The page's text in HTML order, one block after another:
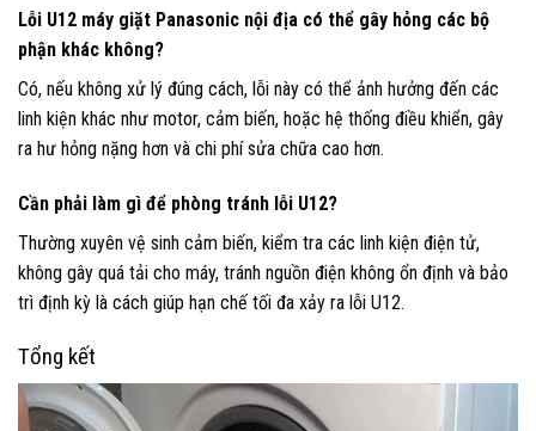
Lỗi U12 máy giặt Panasonic nội địa có thể gây hỏng các bộ
phận khác không?
Có, nếu không xử lý đúng cách, lỗi này có thể ảnh hưởng đến các
linh kiện khác như motor, cảm biến, hoặc hệ thống điều khiển, gây
ra hư hỏng nặng hơn và chi phí sửa chữa cao hơn.
Cần phải làm gì để phòng tránh lỗi U12?
Thường xuyên vệ sinh cảm biến, kiểm tra các linh kiện điện tử,
không gây quá tải cho máy, tránh nguồn điện không ổn định và bảo
trì định kỳ là cách giúp hạn chế tối đa xảy ra lỗi U12.
Tổng kết